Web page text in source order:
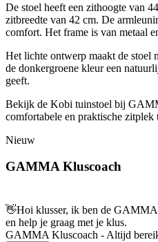
De stoel heeft een zithoogte van
zitbreedte van 42 cm. De
comfort. Het frame is van metaal
Het lichte ontwerp maakt de stoel
de donkergroene kleur een
geeft.
Bekijk de Kobi tuinstoel bij
comfortabele en praktische zitplek
Nieuw
GAMMA Kluscoach
👋Hoi klusser, ik ben de GAMMA
en help je graag met je klus.
GAMMA Kluscoach - Altijd